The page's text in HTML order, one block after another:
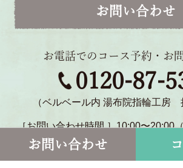
お問い合わせ
お電話でのコース予約・お
0120-87-
（ベルベール内 湯布院指輪工房
［お問い合わせ時間 ］10:00〜20:00
〒879-5114 大分県由布市湯布院
お問い合わせ